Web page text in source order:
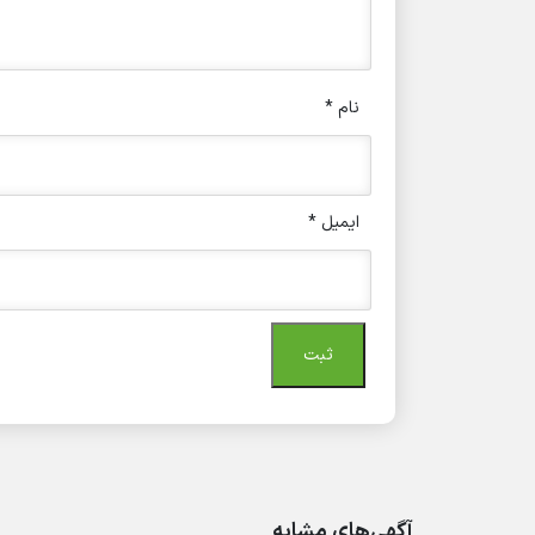
نام*
ایمیل *